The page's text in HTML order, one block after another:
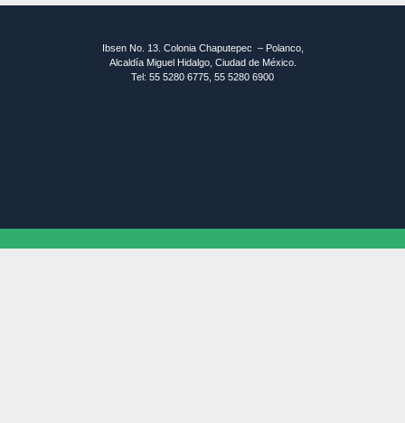
Ibsen No. 13. Colonia Chaputepec – Polanco,
Alcaldía Miguel Hidalgo, Ciudad de México.
Tel: 55 5280 6775, 55 5280 6900